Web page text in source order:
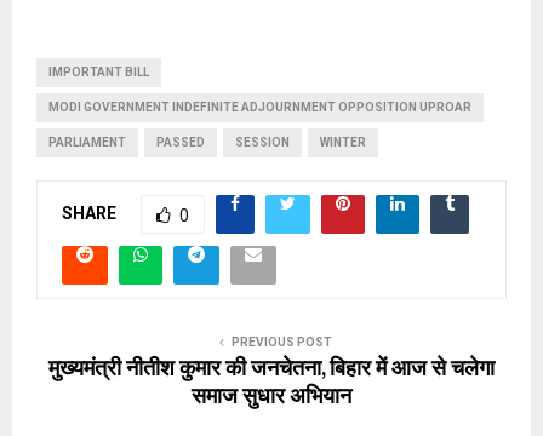
IMPORTANT BILL
MODI GOVERNMENT INDEFINITE ADJOURNMENT OPPOSITION UPROAR
PARLIAMENT PASSED SESSION WINTER
SHARE 0
PREVIOUS POST
मुख्यमंत्री नीतीश कुमार की जनचेतना, बिहार में आज से चलेगा
समाज सुधार अभियान